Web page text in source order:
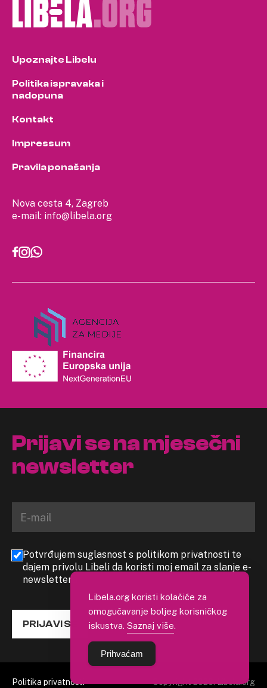
Nova cesta 4, Zagreb
e-mail: info@libela.org
Upoznajte Libelu
Politika ispravaka i
nadopuna
Kontakt
Impressum
Pravila ponašanja
Prijavi se na mjesečni
newsletter
Potvrđujem suglasnost s politikom privatnosti te
dajem privolu Libeli da koristi moj email za slanje e-
newslettera
PRIJAVI SE
Politika privatnosti Copyright 2026. Libela.org
Libela.org koristi kolačiće za
omogućavanje boljeg korisničkog
iskustva. Saznaj više.
Prihvaćam